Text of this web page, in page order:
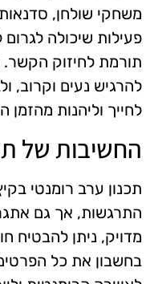
משחקי שולחן, סדנאות
פעילות שיכולה
תורמת לחיזוק
להרגיש נעים וקרוב,
לחייך וליהנות מהזמן
החשיבות של
תכנון ערב רומנטי
התרגשות, אך גם
מדויק, ניתן להבטיח
בחשבון את כל